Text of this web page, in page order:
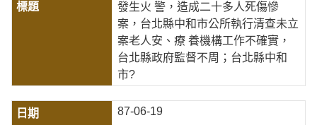
發生火 警，造成二十多人死傷慘
案，台北縣中和市公所執行清查未立
案老人安、療 養機構工作不確實，
台北縣政府監督不周；台北縣中和
市?
87-06-19